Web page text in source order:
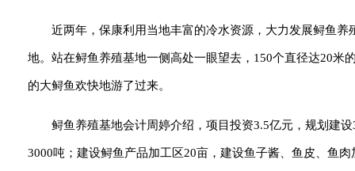
近两年，保康利用当地丰富的冷水资源，大力发展鲟鱼
地。站在鲟鱼养殖基地一侧高处一眼望去，150个直径达20米
的大鲟鱼欢快地游了过来。
鲟鱼养殖基地会计周婷介绍，项目投资3.5亿元，规划建
3000吨；建设鲟鱼产品加工区20亩，建设鱼子酱、鱼皮、鱼